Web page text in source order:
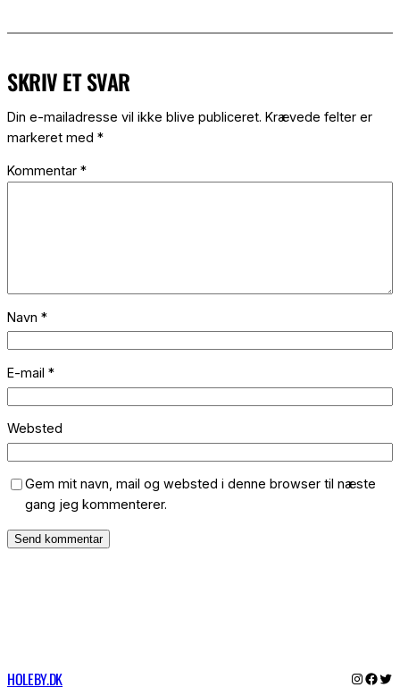
SKRIV ET SVAR
Din e-mailadresse vil ikke blive publiceret. Krævede felter er
markeret med *
Kommentar *
Navn *
E-mail *
Websted
Gem mit navn, mail og websted i denne browser til næste
gang jeg kommenterer.
HOLEBY.DK